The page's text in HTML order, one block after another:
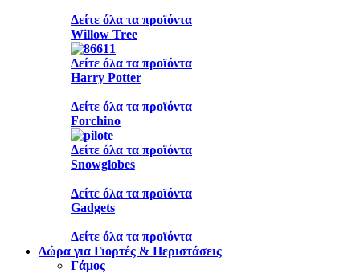
Δείτε όλα τα προϊόντα
Willow Tree
Δείτε όλα τα προϊόντα
Harry Potter
Δείτε όλα τα προϊόντα
Forchino
Δείτε όλα τα προϊόντα
Snowglobes
Δείτε όλα τα προϊόντα
Gadgets
Δείτε όλα τα προϊόντα
Δώρα για Γιορτές & Περιστάσεις
Γάμος